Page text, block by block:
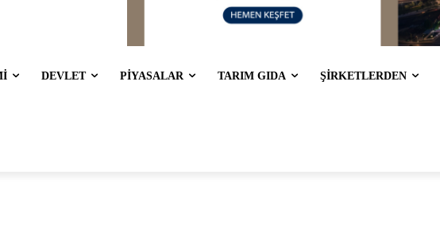
DEVLET PİYASALAR TARIM GIDA ŞİRKETLERDEN